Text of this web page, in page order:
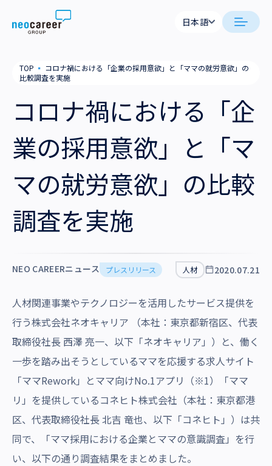
Skip to content
私たちの考え方
就労支援
業務支援
会社概要
役員一覧
拠点一覧
採用情報
日本語
TOP ▪ コロナ禍における「企業の採用意欲」と「ママの就労意欲」の
比較調査を実施
コロナ禍における「企
業の採用意欲」と「マ
マの就労意欲」の比較
調査を実施
NEO CAREERニュース プレスリリース 人材 2020.07.21
人材関連事業やテクノロジーを活用したサービス提供を
行う株式会社ネオキャリア （本社：東京都新宿区、代表
取締役社長 西澤 亮一、以下「ネオキャリア」）と、働く
一歩を踏み出そうとしているママを応援する求人サイト
「ママRework」とママ向けNo.1アプリ（※1）「ママ
リ」を提供しているコネヒト株式会社（本社：東京都港
区、代表取締役社長 北吉 竜也、以下「コネヒト」）は共
同で、「ママ採用における企業とママの意識調査」を行
い、以下の通り調査結果をまとめました。